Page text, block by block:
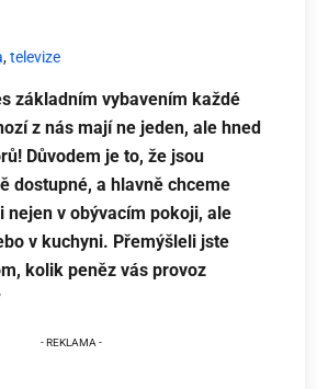
,televize
základním vybavením každé
z nás mají ne jeden, ale hned
Důvodem je to, že jsou
dostupné, a hlavně chceme
nejen v obývacím pokoji, ale
v kuchyni. Přemýšleli jste
kolik peněz vás provoz